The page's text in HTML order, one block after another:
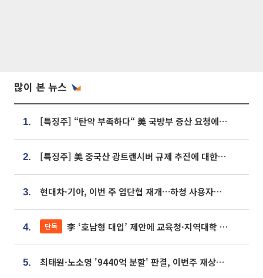
많이 본 뉴스
1. [특징주] “탄약 부족하다“ 美 국방부 증산 요청에⋯국내 방산주 급등세
2. [특징주] 美 중국산 광트랜시버 규제 추진에 대한광통신 등 광통신株 강세
3. 현대차·기아, 이번 주 임단협 재개…하청 사용자성 재심도 ‘변수’
4. 단독 李 ‘호남형 대입’ 제안에 교육청·지역대학 서·논술형 입시 연계 '착수'
5. 최태원·노소영 '9440억 분할' 판결, 이번주 재상고 여부 주목